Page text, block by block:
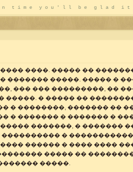
t i m e y o u ' l l b e g l a d i t
����. ����� ��
������� �����. ����� �
��� ��� ���������, ��
�����. � ����� ��
� ��������, ������� ��
� ������� � ������� �
�������, � �������
�
������ � ���� ����
����� ��
�����.